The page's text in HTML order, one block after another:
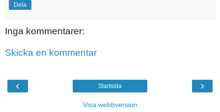
Dela
Inga kommentarer:
Skicka en kommentar
‹ ›
Startsida
Visa webbversion